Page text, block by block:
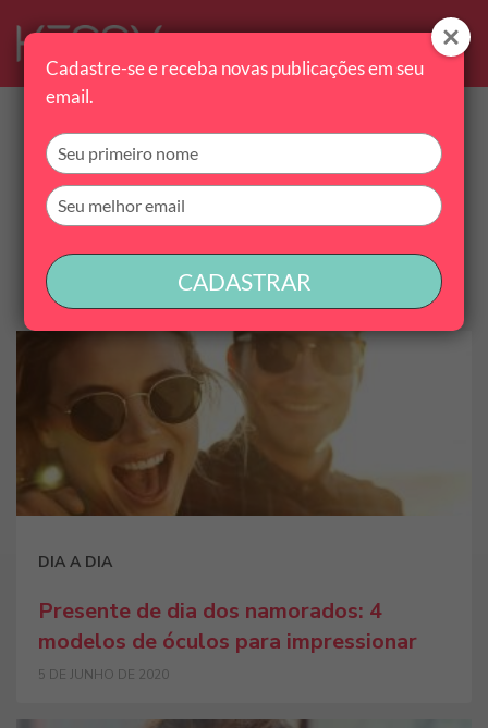
Categoria
DIA A DIA
Presente de dia dos namorados: 4
modelos de óculos para impressionar
5 DE JUNHO DE 2020
Cadastre-se e receba novas publicações em seu
email.
Digite
seu
nome
Digite
seu
CADASTRAR